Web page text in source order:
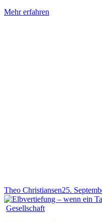
Mehr erfahren
Theo Christiansen25.
Gesellschaft